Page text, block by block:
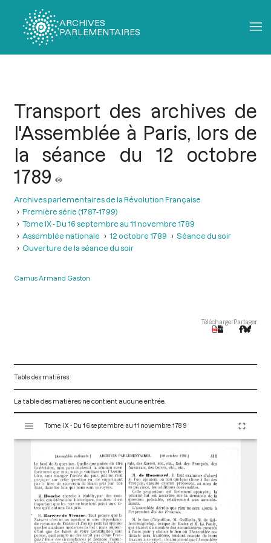
ARCHIVES
PARLEMENTAIRES
Transport des archives de
l'Assemblée à Paris, lors de
la séance du 12 octobre
1789
Archives parlementaires de la Révolution Française
Première série (1787-1799)
Tome IX - Du 16 septembre au 11 novembre 1789
Assemblée nationale
12 octobre 1789
Séance du soir
Ouverture de la séance du soir
Camus Armand Gaston
TéléchargerPartager
Table des matières
La table des matières ne contient aucune entrée.
s
Tome IX - Du 16 septembre au 11 novembre 1789